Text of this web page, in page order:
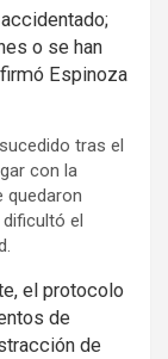
o se han
Espinoza
tras el
con la
quedaron
el
el protocolo
de
de